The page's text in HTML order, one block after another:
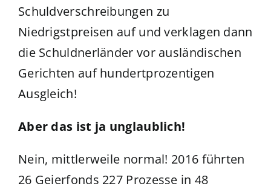
Schuldverschreibungen zu
Niedrigstpreisen auf und verklagen dann
die Schuldnerländer vor ausländischen
Gerichten auf hundertprozentigen
Ausgleich!
Aber das ist ja unglaublich!
Nein, mittlerweile normal! 2016 führten
26 Geierfonds 227 Prozesse in 48